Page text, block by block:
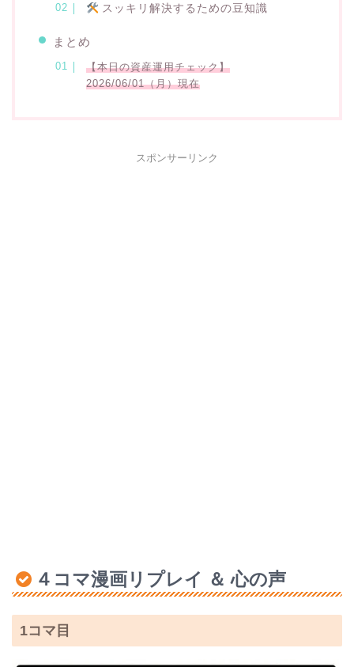
スッキリ解決するための豆知識
まとめ
【本日の資産運用チェック】
2026/06/01（月）現在
スポンサーリンク
４コマ漫画リプレイ ＆ 心の声
1コマ目